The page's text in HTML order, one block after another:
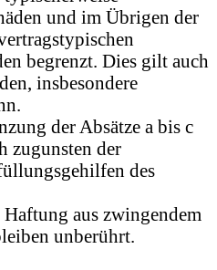
und im Übrigen der
begrenzt. Dies gilt auch
insbesondere
der Absätze a bis c
zugunsten der
des
aus zwingendem
unberührt.